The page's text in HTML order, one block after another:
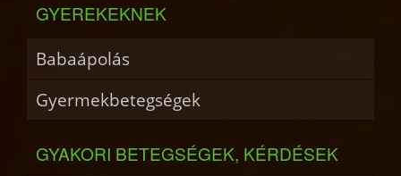
GYEREKEKNEK
Babaápolás
Gyermekbetegségek
GYAKORI BETEGSÉGEK, KÉRDÉSEK